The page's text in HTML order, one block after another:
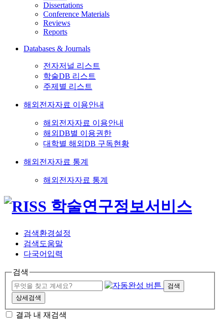
Dissertations
Conference Materials
Reviews
Reports
Databases & Journals
전자저널 리스트
학술DB 리스트
주제별 리스트
해외전자자료 이용안내
해외전자자료 이용안내
해외DB별 이용권한
대학별 해외DB 구독현황
해외전자자료 통계
해외전자자료 통계
검색환경설정
검색도움말
다국어입력
검색
검색
상세검색
결과 내 재검색